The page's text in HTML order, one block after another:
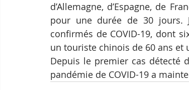
d’Allemagne, d’Espagne, de
pour une durée de 30 jours.
confirmés de COVID-19, dont
un touriste chinois de 60 ans et
Depuis le premier cas détecté
pandémie de COVID-19 a